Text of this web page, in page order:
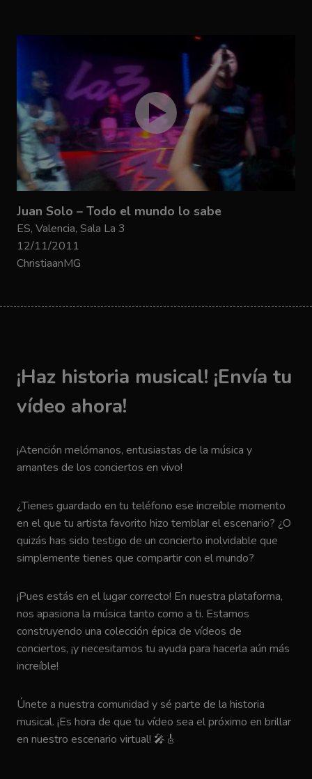
Juan Solo – Todo el mundo lo sabe
ES, Valencia, Sala La 3
12/11/2011
ChristiaanMG
¡Haz historia musical! ¡Envía tu
vídeo ahora!
¡Atención melómanos, entusiastas de la música y
amantes de los conciertos en vivo!
¿Tienes guardado en tu teléfono ese increíble momento
en el que tu artista favorito hizo temblar el escenario? ¿O
quizás has sido testigo de un concierto inolvidable que
simplemente tienes que compartir con el mundo?
¡Pues estás en el lugar correcto! En nuestra plataforma,
nos apasiona la música tanto como a ti. Estamos
construyendo una colección épica de vídeos de
conciertos, ¡y necesitamos tu ayuda para hacerla aún más
increíble!
Únete a nuestra comunidad y sé parte de la historia
musical. ¡Es hora de que tu vídeo sea el próximo en brillar
en nuestro escenario virtual! 🎤🎸